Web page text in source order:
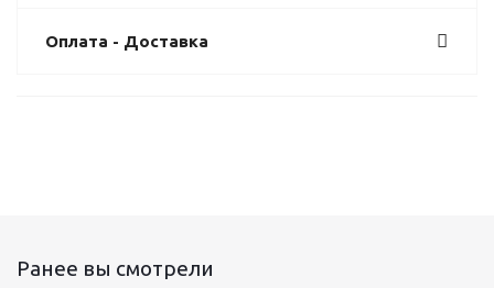
Оплата - Доставка
Ранее вы смотрели